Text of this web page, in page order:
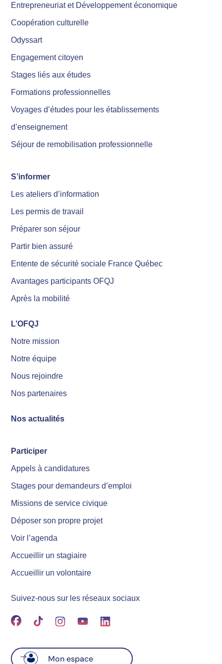
Entrepreneuriat et Développement économique
Coopération culturelle
Odyssart
Engagement citoyen
Stages liés aux études
Formations professionnelles
Voyages d’études pour les établissements
d’enseignement
Séjour de remobilisation professionnelle
S’informer
Les ateliers d’information
Les permis de travail
Préparer son séjour
Partir bien assuré
Entente de sécurité sociale France Québec
Avantages participants OFQJ
Après la mobilité
L’OFQJ
Notre mission
Notre équipe
Nous rejoindre
Nos partenaires
Nos actualités
Participer
Appels à candidatures
Stages pour demandeurs d’emploi
Missions de service civique
Déposer son propre projet
Voir l’agenda
Accueillir un stagiaire
Accueillir un volontaire
Suivez-nous sur les réseaux sociaux
Mon espace